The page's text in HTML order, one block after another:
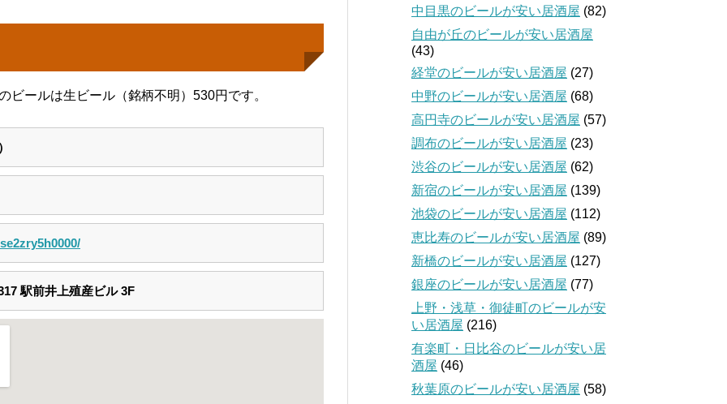
ールは生ビール（銘柄不明）530円です。
駅前井上殖産ビル 3F
中目黒のビールが安い居酒屋 (82)
自由が丘のビールが安い居酒屋
(43)
経堂のビールが安い居酒屋 (27)
中野のビールが安い居酒屋 (68)
高円寺のビールが安い居酒屋 (57)
調布のビールが安い居酒屋 (23)
渋谷のビールが安い居酒屋 (62)
新宿のビールが安い居酒屋 (139)
池袋のビールが安い居酒屋 (112)
恵比寿のビールが安い居酒屋 (89)
新橋のビールが安い居酒屋 (127)
銀座のビールが安い居酒屋 (77)
上野・浅草・御徒町のビールが安
い居酒屋 (216)
有楽町・日比谷のビールが安い居
酒屋 (46)
秋葉原のビールが安い居酒屋 (58)